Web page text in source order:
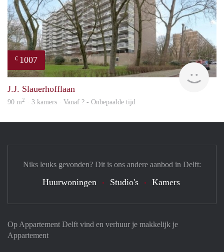
€ 1007
J.J. Slauerhofflaan
90 m2 · 3 kamers · Vanaf ? - Onbepaalde tijd
Op Appartement Delft vind en verhuur je makkelijk je
Appartement
Niks leuks gevonden? Dit is ons andere aanbod in Delft:
Huurwoningen Studio's Kamers